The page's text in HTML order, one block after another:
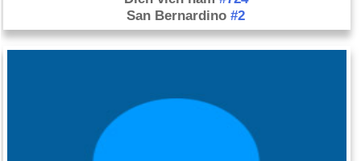
San Bernardino #2